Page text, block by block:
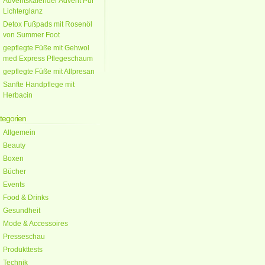
Lichterglanz
Detox Fußpads mit Rosenöl
von Summer Foot
gepflegte Füße mit Gehwol
med Express Pflegeschaum
gepflegte Füße mit Allpresan
Sanfte Handpflege mit
Herbacin
Allgemein
Beauty
Boxen
Bücher
Events
Food & Drinks
Gesundheit
Mode & Accessoires
Presseschau
Produkttests
Technik